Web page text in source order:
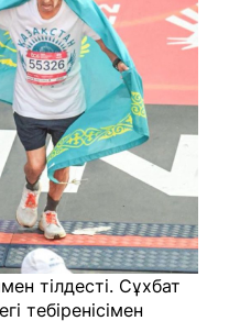
тілдесті. Сұхбат
тебіренісімен